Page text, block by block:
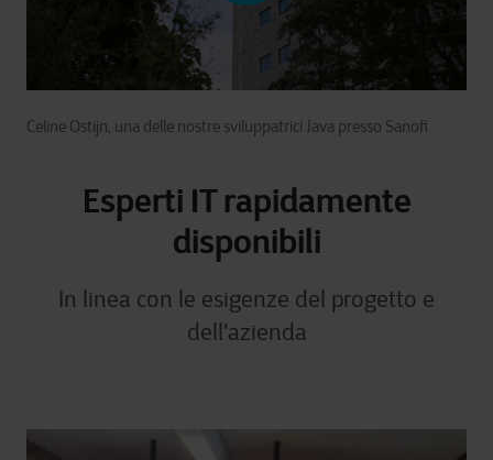
Esperti IT rapidamente
disponibili
In linea con le esigenze del progetto e
dell'azienda